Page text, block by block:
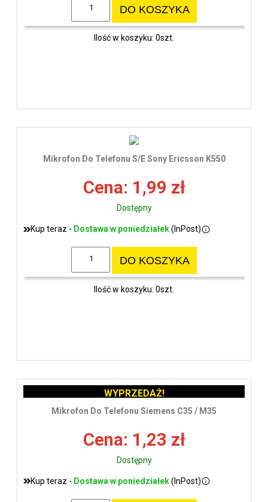
DO KOSZYKA
Ilość w koszyku: 0szt.
Mikrofon Do Telefonu S/E Sony Ericsson K550
Cena: 1,99 zł
Dostępny
Kup teraz - Dostawa w poniedziałek(InPost)
DO KOSZYKA
Ilość w koszyku: 0szt.
Mikrofon Do Telefonu Siemens C35 / M35
Cena: 1,23 zł
Dostępny
Kup teraz - Dostawa w poniedziałek(InPost)
WYPRZEDAŻ!